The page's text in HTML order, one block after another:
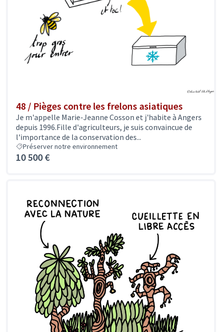
48 / Pièges contre les frelons asiatiques
Je m'appelle Marie-Jeanne Cosson et j'habite à Angers
depuis 1996.Fille d'agriculteurs, je suis convaincue de
l'importance de la conservation des...
Préserver notre environnement
10 500 €